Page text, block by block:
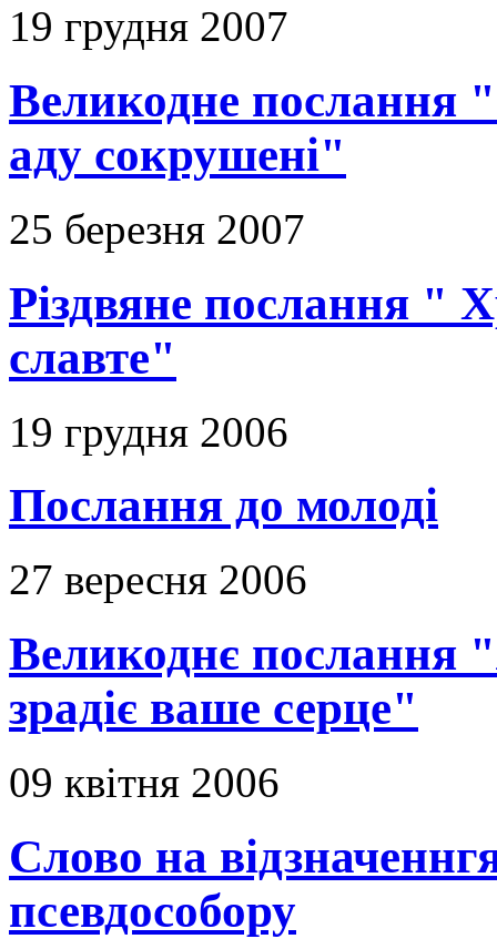
19 грудня 2007
Великодне послання
аду сокрушені"
25 березня 2007
Різдвяне послання "
славте"
19 грудня 2006
Послання до молоді
27 вересня 2006
Великоднє послання
зрадіє ваше серце"
09 квітня 2006
Слово на
псевдособору